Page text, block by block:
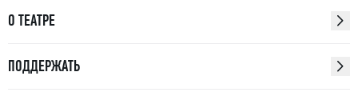
О ТЕАТРЕ
ПОДДЕРЖАТЬ